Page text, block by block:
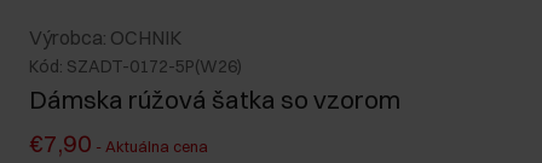
Výrobca: OCHNIK
Kód: SZADT-0172-5P(W26)
Dámska rúžová šatka so vzorom
€7,90 - Aktuálna cena